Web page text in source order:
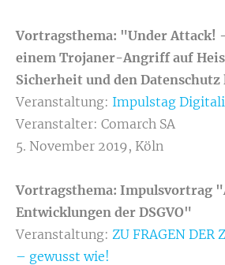
Vortragsthema: "Under Attack!
einem Trojaner-Angriff auf
Sicherheit und den
Veranstaltung: Impulstag
Veranstalter: Comarch SA
5. November 2019, Köln
Vortragsthema: Impulsvortrag
Entwicklungen der DSGVO"
Veranstaltung: ZU FRAGEN
– gewusst wie!